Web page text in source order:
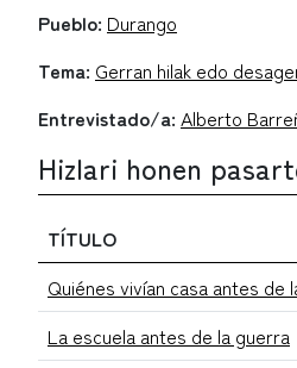
Pueblo: Durango
Tema: Gerran hilak edo
Entrevistado/a: Alberto
Hizlari honen
TÍTULO
Quiénes vivían casa antes de
La escuela antes de la guerra